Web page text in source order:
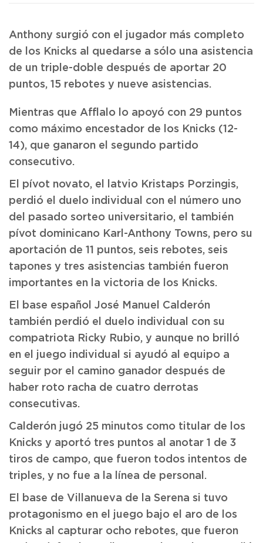
Anthony surgió con el jugador más completo
de los Knicks al quedarse a sólo una asistencia
de un triple-doble después de aportar 20
puntos, 15 rebotes y nueve asistencias.
Mientras que Afflalo lo apoyó con 29 puntos
como máximo encestador de los Knicks (12-
14), que ganaron el segundo partido
consecutivo.
El pívot novato, el latvio Kristaps Porzingis,
perdió el duelo individual con el número uno
del pasado sorteo universitario, el también
pívot dominicano Karl-Anthony Towns, pero su
aportación de 11 puntos, seis rebotes, seis
tapones y tres asistencias también fueron
importantes en la victoria de los Knicks.
El base español José Manuel Calderón
también perdió el duelo individual con su
compatriota Ricky Rubio, y aunque no brilló
en el juego individual si ayudó al equipo a
seguir por el camino ganador después de
haber roto racha de cuatro derrotas
consecutivas.
Calderón jugó 25 minutos como titular de los
Knicks y aportó tres puntos al anotar 1 de 3
tiros de campo, que fueron todos intentos de
triples, y no fue a la línea de personal.
El base de Villanueva de la Serena si tuvo
protagonismo en el juego bajo el aro de los
Knicks al capturar ocho rebotes, que fueron